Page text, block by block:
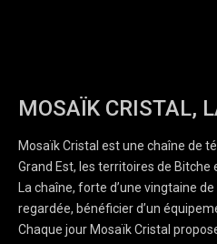
MOSAÏK CRISTAL,
Mosaïk Cristal est une chaîne de
Grand Est, les territoires de Bitche
La chaîne, forte d’une vingtaine
regardée, bénéficier d’un
Chaque jour Mosaïk Cristal